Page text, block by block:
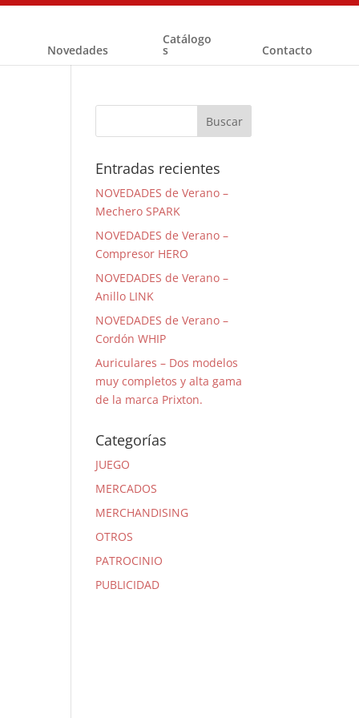
Novedades
Catálogo
s Contacto
Entradas recientes
NOVEDADES de Verano –
Mechero SPARK
NOVEDADES de Verano –
Compresor HERO
NOVEDADES de Verano –
Anillo LINK
NOVEDADES de Verano –
Cordón WHIP
Auriculares – Dos modelos
muy completos y alta gama
de la marca Prixton.
Categorías
JUEGO
MERCADOS
MERCHANDISING
OTROS
PATROCINIO
PUBLICIDAD